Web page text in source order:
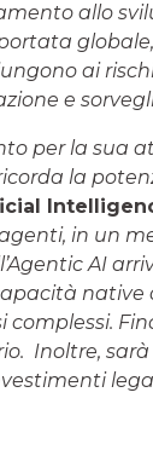
allo
ai
e
per la sua
la
in un
AI
native
Inoltre,